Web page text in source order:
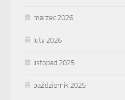
marzec 2026
luty 2026
listopad 2025
październik 2025